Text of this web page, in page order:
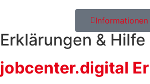
Erklärungen & Hilfe
jobcenter.digital